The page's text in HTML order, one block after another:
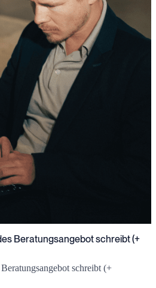
Beratungsangebot schreibt (+
schreibt (+